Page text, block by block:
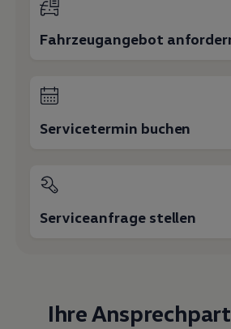
Fahrzeugangebot
Servicetermin buchen
Serviceanfrage stellen
Ihre